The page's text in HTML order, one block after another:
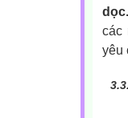
dọc.
các
yêu
3.3.